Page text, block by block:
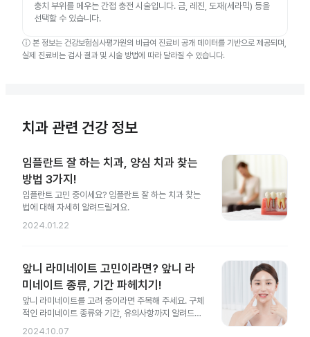
충치 부위를 메우는 간접 충전 시술입니다. 금, 레진, 도재(세라믹) 등을
선택할 수 있습니다.
ⓘ 본 정보는 건강보험심사평가원의 비급여 진료비 공개 데이터를 기반으로 제공되며,
실제 진료비는 검사 결과 및 시술 방법에 따라 달라질 수 있습니다.
치과 관련 건강 정보
임플란트 잘 하는 치과, 양심 치과 찾는
방법 3가지!
임플란트 고민 중이세요? 임플란트 잘 하는 치과 찾는
법에 대해 자세히 알려드릴게요.
2024.01.22
앞니 라미네이트 고민이라면? 앞니 라
미네이트 종류, 기간 파헤치기!
앞니 라미네이트를 고려 중이라면 주목해 주세요. 구체
적인 라미네이트 종류와 기간, 유의사항까지 알려드릴
게요.
2024.10.07